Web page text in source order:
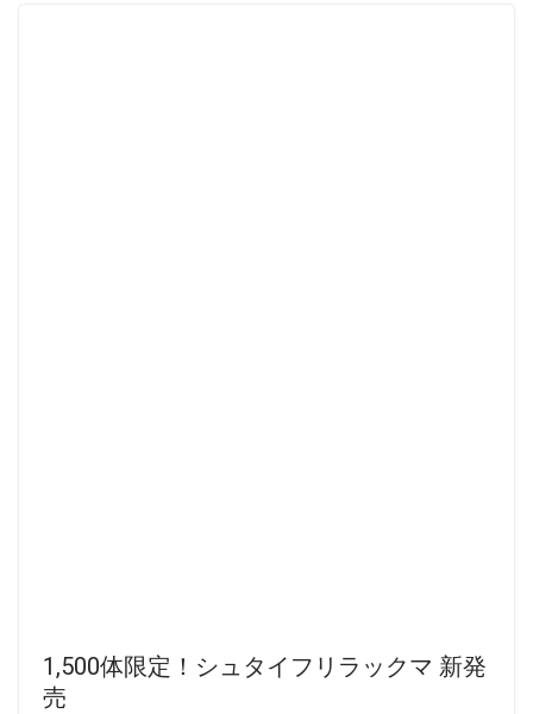
1,500体限定！シュタイフリラックマ 新発
売